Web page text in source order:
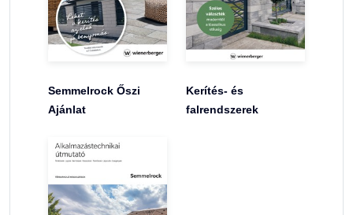
Semmelrock Őszi
Ajánlat
Kerítés- és
falrendszerek